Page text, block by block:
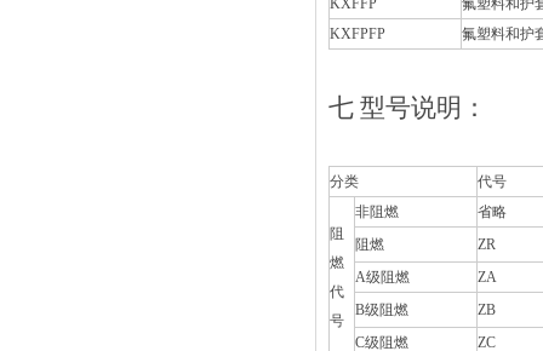
KXFFP
氟塑料和护
KXFPFP
氟塑料和护
七 型号说明：
分类 代号
阻
燃
代
号
非阻燃
省略
阻燃
ZR
A级阻燃
ZA
B级阻燃
ZB
C级阻燃
ZC